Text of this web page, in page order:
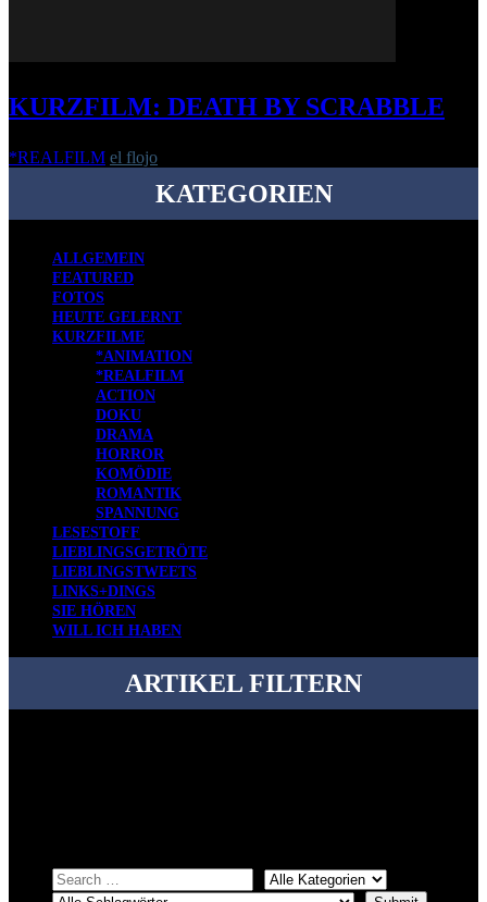
KURZFILM: DEATH BY SCRABBLE
*REALFILM el flojo
KATEGORIEN
ALLGEMEIN
FEATURED
FOTOS
HEUTE GELERNT
KURZFILME
*ANIMATION
*REALFILM
ACTION
DOKU
DRAMA
HORROR
KOMÖDIE
ROMANTIK
SPANNUNG
LESESTOFF
LIEBLINGSGETRÖTE
LIEBLINGSTWEETS
LINKS+DINGS
SIE HÖREN
WILL ICH HABEN
ARTIKEL FILTERN